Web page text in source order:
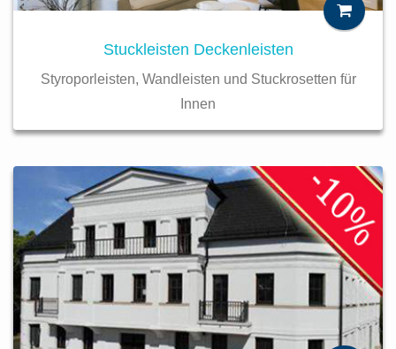
Stuckleisten Deckenleisten
Styroporleisten, Wandleisten und Stuckrosetten für
Innen